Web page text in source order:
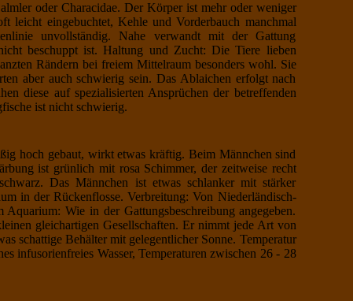
oder Characidae. Der Körper ist mehr oder weniger
leicht eingebuchtet, Kehle und Vorderbauch manchmal
unvollständig. Nahe verwandt mit der Gattung
beschuppt ist. Haltung und Zucht: Die Tiere lieben
Rändern bei freiem Mittelraum besonders wohl. Sie
aber auch schwierig sein. Das Ablaichen erfolgt nach
diese auf spezialisierten Ansprüchen der betreffenden
ist nicht schwierig.
hoch gebaut, wirkt etwas kräftig. Beim Männchen sind
ist grünlich mit rosa Schimmer, der zeitweise recht
Das Männchen ist etwas schlanker mit stärker
in der Rückenflosse. Verbreitung: Von Niederländisch-
Wie in der Gattungsbeschreibung angegeben.
gleichartigen Gesellschaften. Er nimmt jede Art von
schattige Behälter mit gelegentlicher Sonne. Temperatur
infusorienfreies Wasser, Temperaturen zwischen 26 - 28